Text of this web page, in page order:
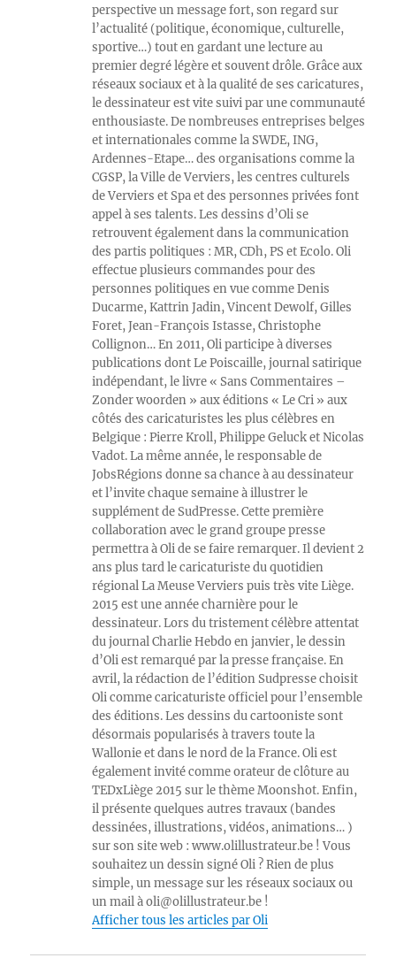
perspective un message fort, son regard sur
l’actualité (politique, économique, culturelle,
sportive…) tout en gardant une lecture au
premier degré légère et souvent drôle. Grâce aux
réseaux sociaux et à la qualité de ses caricatures,
le dessinateur est vite suivi par une communauté
enthousiaste. De nombreuses entreprises belges
et internationales comme la SWDE, ING,
Ardennes-Etape… des organisations comme la
CGSP, la Ville de Verviers, les centres culturels
de Verviers et Spa et des personnes privées font
appel à ses talents. Les dessins d’Oli se
retrouvent également dans la communication
des partis politiques : MR, CDh, PS et Ecolo. Oli
effectue plusieurs commandes pour des
personnes politiques en vue comme Denis
Ducarme, Kattrin Jadin, Vincent Dewolf, Gilles
Foret, Jean-François Istasse, Christophe
Collignon… En 2011, Oli participe à diverses
publications dont Le Poiscaille, journal satirique
indépendant, le livre « Sans Commentaires –
Zonder woorden » aux éditions « Le Cri » aux
côtés des caricaturistes les plus célèbres en
Belgique : Pierre Kroll, Philippe Geluck et Nicolas
Vadot. La même année, le responsable de
JobsRégions donne sa chance à au dessinateur
et l’invite chaque semaine à illustrer le
supplément de SudPresse. Cette première
collaboration avec le grand groupe presse
permettra à Oli de se faire remarquer. Il devient 2
ans plus tard le caricaturiste du quotidien
régional La Meuse Verviers puis très vite Liège.
2015 est une année charnière pour le
dessinateur. Lors du tristement célèbre attentat
du journal Charlie Hebdo en janvier, le dessin
d’Oli est remarqué par la presse française. En
avril, la rédaction de l’édition Sudpresse choisit
Oli comme caricaturiste officiel pour l’ensemble
des éditions. Les dessins du cartooniste sont
désormais popularisés à travers toute la
Wallonie et dans le nord de la France. Oli est
également invité comme orateur de clôture au
TEDxLiège 2015 sur le thème Moonshot. Enfin,
il présente quelques autres travaux (bandes
dessinées, illustrations, vidéos, animations… )
sur son site web : www.olillustrateur.be ! Vous
souhaitez un dessin signé Oli ? Rien de plus
simple, un message sur les réseaux sociaux ou
un mail à oli@olillustrateur.be !
Afficher tous les articles par Oli